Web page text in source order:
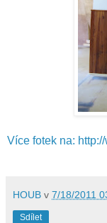
Více fotek na:
HOUB v 7/18/2011
Sdílet